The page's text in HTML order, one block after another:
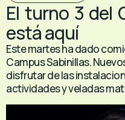
El turno 3 del
está aquí
Este martes ha dado
Campus Sabinillas.
disfrutar de las
actividades y veladas